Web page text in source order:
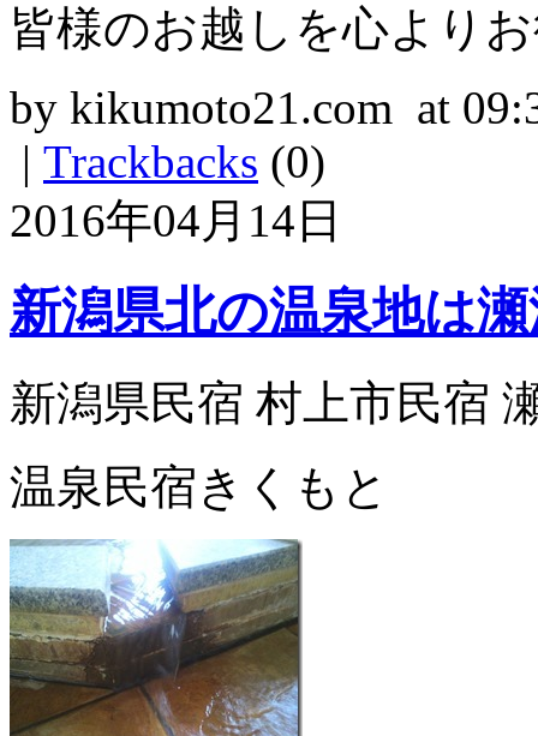
皆様のお越しを心より
by kikumoto21.com at
| Trackbacks (0)
2016年04月14日
新潟県北の温泉地は
新潟県民宿 村上市民宿
温泉民宿きくもと